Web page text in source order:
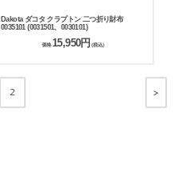
Dakota ダコタ クラプトン 二つ折り財布
0035101 (0031501、0030101)
価格 15,950円 (税込)
>
2